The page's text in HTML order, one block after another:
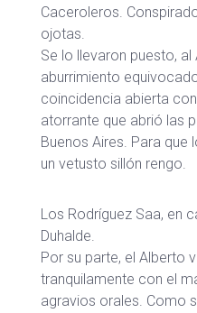
Caceroleros.
ojotas.
Se lo llevaron puesto, al
aburrimiento
coincidencia abierta
atorrante que abrió las
Buenos Aires. Para que
un vetusto sillón rengo.
Los Rodríguez Saa, en
Duhalde.
Por su parte, el Alberto
tranquilamente con el
agravios orales. Como